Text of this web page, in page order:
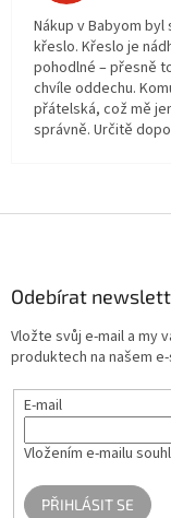
Nákup v Babyom
křeslo. Křeslo je
pohodlné – přesně
chvíle oddechu.
přátelská, což mě
správně. Určitě
Odebírat
Vložte svůj e-mail a my
produktech na našem
E-mail
Vložením e-mailu
PŘIHLÁSIT SE